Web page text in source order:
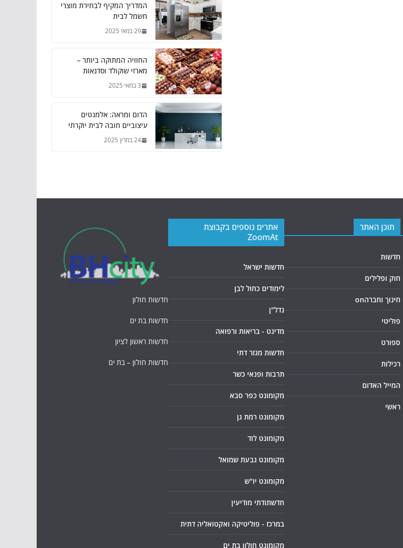
המדריך המקיף לבחירת מוצרי
חשמל לבית
29 במאי 2025
החוויה המתוקה ביותר –
מארזי שוקולד וסדנאות
3 במאי 2025
הדום ומראה: אלמנטים
עיצוביים חובה לבית יוקרתי
24 במרץ 2025
תוכן האתר
חדשות
חוק ופלילים
חינוך וחברהon
פוליטי
ספורט
רכילות
המייל האדום
ראשי
אתרים נוספים בקבוצת
ZoomAt
חדשות ישראל
לימודים כחול לבן
נדל"ן
מדינט - בריאות ורפואה
חדשות מגזר דתי
תרבות ופנאי כשר
מקומונט כפר סבא
מקומונט רמת גן
מקומונט לוד
מקומונט גבעת שמואל
מקומונט יו"ש
חדשתודתי מודיעין
במרכז - פוליטיקה ואקטואליה דתית
מקומונט חולון בת ים
חדשות חולון
חדשות בת ים
חדשות ראשון לציון
חדשות חולון – בת ים